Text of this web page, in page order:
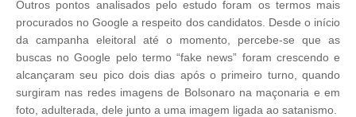
Outros pontos analisados pelo estudo foram os termos mais
procurados no Google a respeito dos candidatos. Desde o início
da campanha eleitoral até o momento, percebe-se que as
buscas no Google pelo termo “fake news” foram crescendo e
alcançaram seu pico dois dias após o primeiro turno, quando
surgiram nas redes imagens de Bolsonaro na maçonaria e em
foto, adulterada, dele junto a uma imagem ligada ao satanismo.